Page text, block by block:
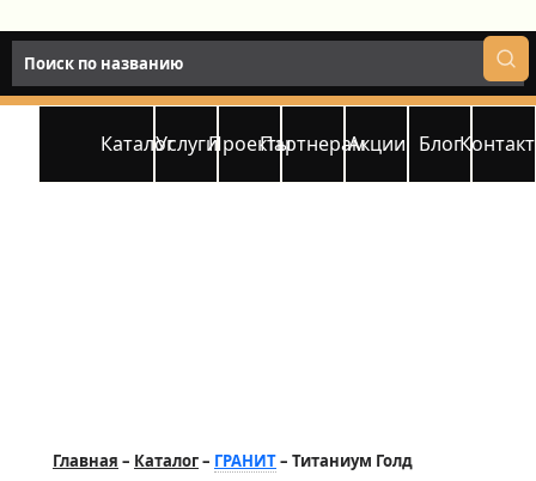
КаталогУслугиПроектыПартнерамАкции Блог
Главная Каталог ГРАНИТ Титаниум Голд